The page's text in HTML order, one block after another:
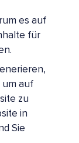
es auf
für
um auf
zu
in
Sie